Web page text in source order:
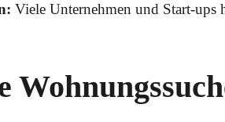
Viele Unternehmen und Start-ups